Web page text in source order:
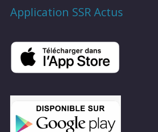
Application SSR Actus